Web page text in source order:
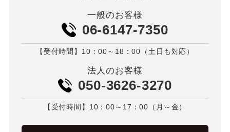
一般のお客様
06-6147-7350
【受付時間】10：00～18：00（土日も対応）
法人のお客様
050-3626-3270
【受付時間】10：00～17：00（月～金）